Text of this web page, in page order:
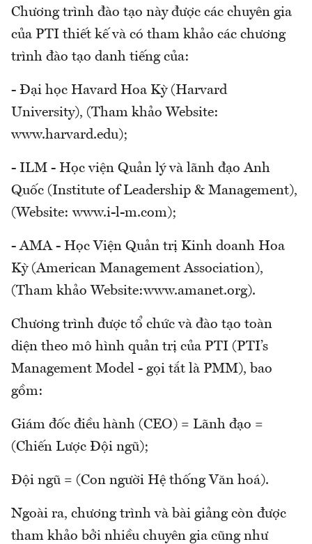
Chương trình đào tạo này được các chuyên gia
của PTI thiết kế và có tham khảo các chương
trình đào tạo danh tiếng của:
- Đại học Havard Hoa Kỳ (Harvard
University), (Tham khảo Website:
www.harvard.edu);
- ILM - Học viện Quản lý và lãnh đạo Anh
Quốc (Institute of Leadership & Management),
(Website: www.i-l-m.com);
- AMA - Học Viện Quản trị Kinh doanh Hoa
Kỳ (American Management Association),
(Tham khảo Website:www.amanet.org).
Chương trình được tổ chức và đào tạo toàn
diện theo mô hình quản trị của PTI (PTI’s
Management Model - gọi tắt là PMM), bao
gồm:
Giám đốc điều hành (CEO) = Lãnh đạo =
(Chiến Lược Đội ngũ);
Đội ngũ = (Con người Hệ thống Văn hoá).
Ngoài ra, chương trình và bài giảng còn được
tham khảo bởi nhiều chuyên gia cũng như